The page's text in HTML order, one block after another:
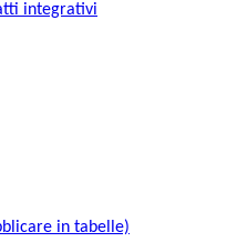
integrativi
in tabelle)